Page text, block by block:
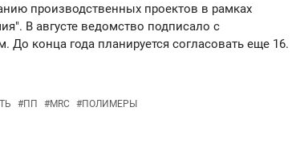
производственных проектов в рамках
В августе ведомство подписало с
конца года планируется согласовать еще 16.
#ПП #MRC #ПОЛИМЕРЫ